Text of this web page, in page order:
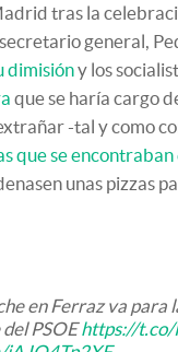
tras la
secretario general,
dimisióny los
que se haría cargo
-tal y como
que se encontraban
unas pizzas
en Ferraz va para
del PSOEhttps://t.co/